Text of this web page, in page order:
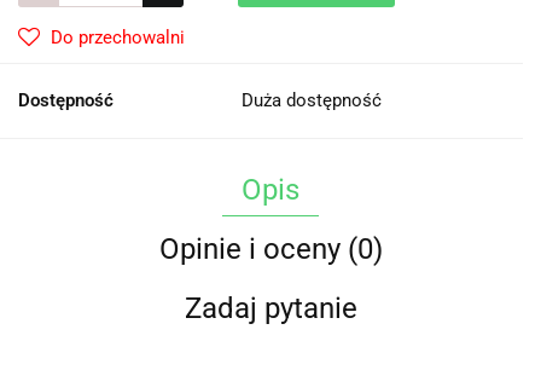
Do przechowalni
Dostępność Duża dostępność
Opis
Opinie i oceny (0)
Zadaj pytanie